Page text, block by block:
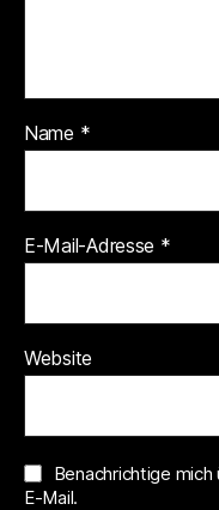
Name *
E-Mail-Adresse *
Website
Benachrichtige
E-Mail.